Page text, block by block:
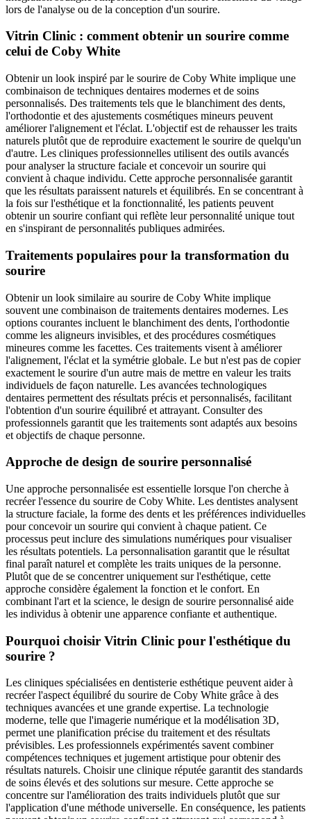
lors de l'analyse ou de la conception d'un sourire.
Vitrin Clinic : comment obtenir un sourire comme
celui de Coby White
Obtenir un look inspiré par le sourire de Coby White implique une
combinaison de techniques dentaires modernes et de soins
personnalisés. Des traitements tels que le blanchiment des dents,
l'orthodontie et des ajustements cosmétiques mineurs peuvent
améliorer l'alignement et l'éclat. L'objectif est de rehausser les traits
naturels plutôt que de reproduire exactement le sourire de quelqu'un
d'autre. Les cliniques professionnelles utilisent des outils avancés
pour analyser la structure faciale et concevoir un sourire qui
convient à chaque individu. Cette approche personnalisée garantit
que les résultats paraissent naturels et équilibrés. En se concentrant à
la fois sur l'esthétique et la fonctionnalité, les patients peuvent
obtenir un sourire confiant qui reflète leur personnalité unique tout
en s'inspirant de personnalités publiques admirées.
Traitements populaires pour la transformation du
sourire
Obtenir un look similaire au sourire de Coby White implique
souvent une combinaison de traitements dentaires modernes. Les
options courantes incluent le blanchiment des dents, l'orthodontie
comme les aligneurs invisibles, et des procédures cosmétiques
mineures comme les facettes. Ces traitements visent à améliorer
l'alignement, l'éclat et la symétrie globale. Le but n'est pas de copier
exactement le sourire d'un autre mais de mettre en valeur les traits
individuels de façon naturelle. Les avancées technologiques
dentaires permettent des résultats précis et personnalisés, facilitant
l'obtention d'un sourire équilibré et attrayant. Consulter des
professionnels garantit que les traitements sont adaptés aux besoins
et objectifs de chaque personne.
Approche de design de sourire personnalisé
Une approche personnalisée est essentielle lorsque l'on cherche à
recréer l'essence du sourire de Coby White. Les dentistes analysent
la structure faciale, la forme des dents et les préférences individuelles
pour concevoir un sourire qui convient à chaque patient. Ce
processus peut inclure des simulations numériques pour visualiser
les résultats potentiels. La personnalisation garantit que le résultat
final paraît naturel et complète les traits uniques de la personne.
Plutôt que de se concentrer uniquement sur l'esthétique, cette
approche considère également la fonction et le confort. En
combinant l'art et la science, le design de sourire personnalisé aide
les individus à obtenir une apparence confiante et authentique.
Pourquoi choisir Vitrin Clinic pour l'esthétique du
sourire ?
Les cliniques spécialisées en dentisterie esthétique peuvent aider à
recréer l'aspect équilibré du sourire de Coby White grâce à des
techniques avancées et une grande expertise. La technologie
moderne, telle que l'imagerie numérique et la modélisation 3D,
permet une planification précise du traitement et des résultats
prévisibles. Les professionnels expérimentés savent combiner
compétences techniques et jugement artistique pour obtenir des
résultats naturels. Choisir une clinique réputée garantit des standards
de soins élevés et des solutions sur mesure. Cette approche se
concentre sur l'amélioration des traits individuels plutôt que sur
l'application d'une méthode universelle. En conséquence, les patients